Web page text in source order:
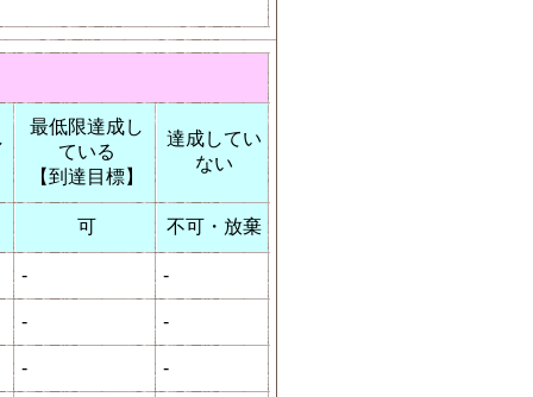
最低限達成し
ている
【到達目標】
達成してい
ない
可 不可・放棄
- -
- -
- -